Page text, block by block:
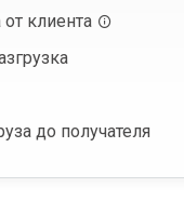
от клиента
до получателя